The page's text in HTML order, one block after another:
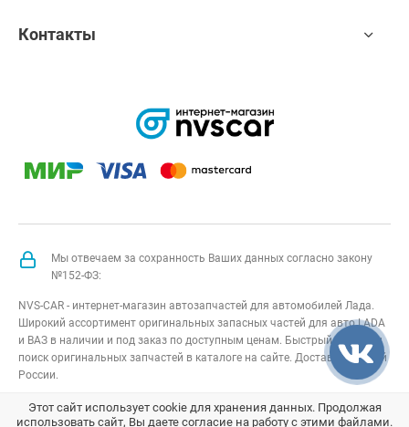
Контакты
Мы отвечаем за сохранность Ваших данных согласно закону
№152-ФЗ:
NVS-CAR - интернет-магазин автозапчастей для автомобилей Лада.
Широкий ассортимент оригинальных запасных частей для авто LADA
и ВАЗ в наличии и под заказ по доступным ценам. Быстрый подбор и
поиск оригинальных запчастей в каталоге на сайте. Доставка по всей
России.
NVS-CAR© 2014 –2026Все права защищеныкарта сайта;
Этот сайт использует cookie для хранения данных. Продолжая
использовать сайт, Вы даете согласие на работу с этими файлами.